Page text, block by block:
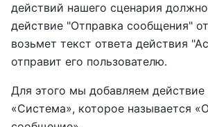
действий нашего сценария
действие "Отправка сообщения"
возьмет текст ответа действия
отправит его пользователю.
Для этого мы добавляем действие
«Система», которое называется